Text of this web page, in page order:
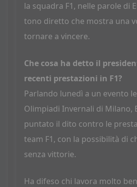
la squadra F1, nelle parole di
tono diretto che mostra una
tornare a vincere.
Che cosa ha detto il
recenti prestazioni in F1?
Parlando lunedì a un evento
Olimpiadi Invernali di Milano,
puntato il dito contro le
team F1, con la possibilità di
senza vittorie.
Ha difeso chi lavora molto